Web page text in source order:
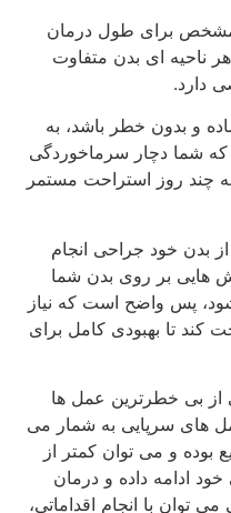
برای طول درمان
ای بدن متفاوت
بدون خطر باشد، به
شما دچار سرماخوردگی
چند روز استراحت مستمر
خود جراحی انجام
بر روی بدن شما
پس واضح است که نیاز
تا بهبودی کامل برای
بی خطرترین عمل ها
سرپایی به شمار می
و می توان کمتر از
ادامه داده و درمان
با انجام اقداماتی،